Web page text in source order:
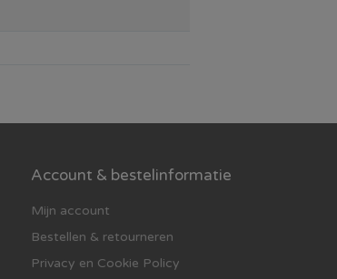
Account & bestelinformatie
Mijn account
Bestellen & retourneren
Privacy en Cookie Policy